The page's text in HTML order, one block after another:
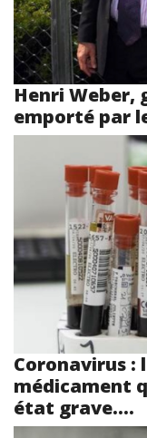
Henri Weber,
emporté par
Coronavirus :
médicament
état grave....